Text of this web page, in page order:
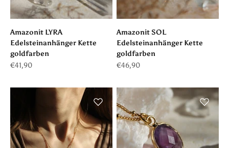
Amazonit LYRA
Edelsteinanhänger Kette
goldfarben
Angebot
€41,90
Amazonit SOL
Edelsteinanhänger Kette
goldfarben
Angebot
€46,90